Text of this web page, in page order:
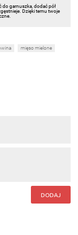
do garnuszka, dodać pół
Dzięki temu twoje
mięso mielone
DODAJ